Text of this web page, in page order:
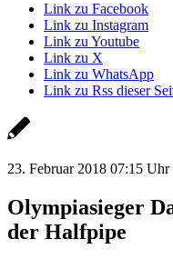
Link zu Facebook
Link zu Instagram
Link zu Youtube
Link zu X
Link zu WhatsApp
Link zu Rss dieser
23. Februar 2018 07:15 Uhr
Olympiasieger
der Halfpipe